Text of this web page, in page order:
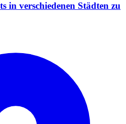
in verschiedenen Städten zu